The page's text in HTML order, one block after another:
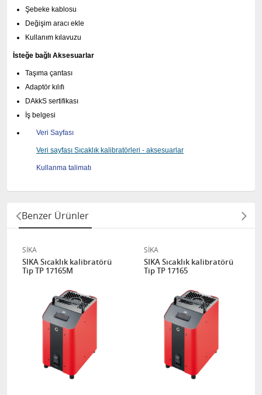
Şebeke kablosu
Değişim aracı ekle
Kullanım kılavuzu
İsteğe bağlı Aksesuarlar
Taşıma çantası
Adaptör kılıfı
DAkkS sertifikası
İş belgesi
Veri Sayfası
Veri sayfası Sıcaklık kalibratörleri - aksesuarlar
Kullanma talimatı
Benzer Ürünler
SİKA
SIKA Sıcaklık kalibratörü
Tip TP 17165M
SİKA
SIKA Sıcaklık kalibratörü
Tip TP 17165